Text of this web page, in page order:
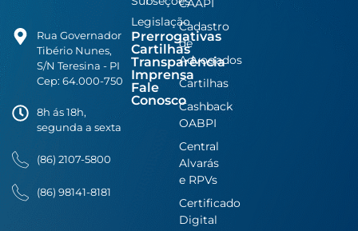
Rua Governador
Tibério Nunes,
S/N Teresina - PI
Cep: 64.000-750
8h ás 18h,
segunda a sexta
(86) 2107-5800
(86) 98141-8181
Legislação
Prerrogativas
Cartilhas
Transparência
Imprensa
Fale
Conosco
CAAPI
Cadastro
de
Advogados
Cartilhas
Cashback
OABPI
Central
Alvarás
e RPVs
Certificado
Digital